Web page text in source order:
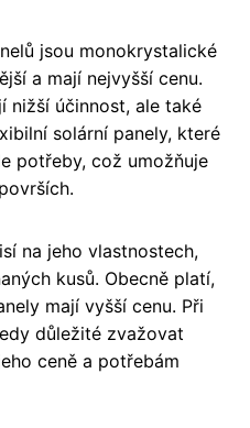
jsou monokrystalické
a mají nejvyšší cenu.
nižší účinnost, ale také
solární panely, které
potřeby, což umožňuje
na jeho vlastnostech,
kusů. Obecně platí,
mají vyšší cenu. Při
důležité zvažovat
ceně a potřebám